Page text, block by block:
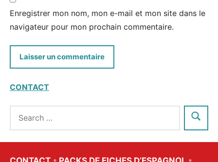
Enregistrer mon nom, mon e-mail et mon site dans le
navigateur pour mon prochain commentaire.
CONTACT